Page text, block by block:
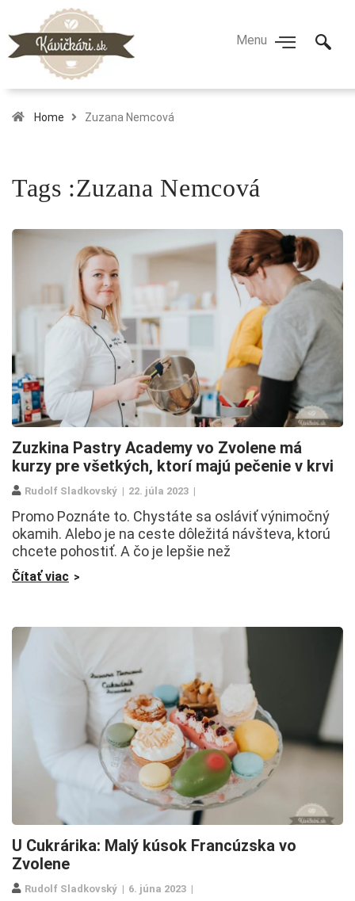
Home Zuzana Nemcová
Tags :Zuzana Nemcová
Zuzkina Pastry Academy vo Zvolene má
kurzy pre všetkých, ktorí majú pečenie v krvi
Rudolf Sladkovský 22. júla 2023
Promo Poznáte to. Chystáte sa osláviť výnimočný
okamih. Alebo je na ceste dôležitá návšteva, ktorú
chcete pohostiť. A čo je lepšie než
Čítať viac
U Cukrárika: Malý kúsok Francúzska vo
Zvolene
Rudolf Sladkovský 6. júna 2023